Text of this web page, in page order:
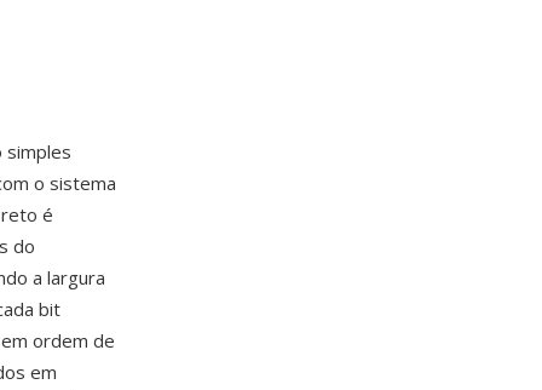
simples
o sistema
é
do
a largura
bit
ordem de
em